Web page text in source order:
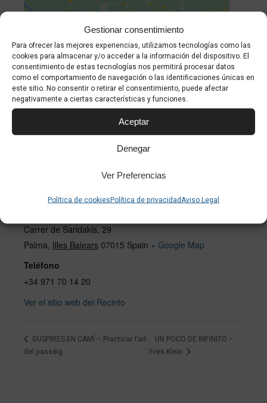
Gestionar consentimiento
Para ofrecer las mejores experiencias, utilizamos tecnologías como las
cookies para almacenar y/o acceder a la información del dispositivo. El
consentimiento de estas tecnologías nos permitirá procesar datos
como el comportamiento de navegación o las identificaciones únicas en
este sitio. No consentir o retirar el consentimiento, puede afectar
negativamente a ciertas características y funciones.
Aceptar
Denegar
Ver Preferencias
Política de cookiesPolítica de privacidadAviso Legal
Fundación Miró Mallorca
Carrer de Saridakis, 29
Palma, Illes Balears 07015 Spain + Google Map
Teléfono
+34 971 70 14 20
Ver el sitio web del Recinto
Haz clic para aceptar cookies de marketing
y permitir este contenido
GUSPIRES EN CAMÍ – Practicar l’art
del passeig
UN POCO DE INFINITO –
Yves Klein